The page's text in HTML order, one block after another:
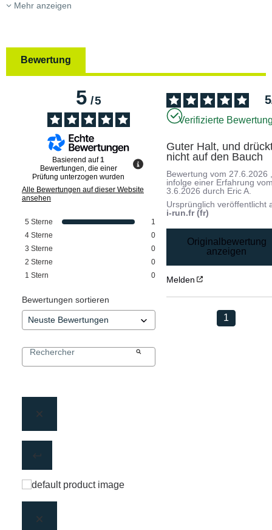
Mehr anzeigen
Bewertung
5/5
Basierend auf1
Bewertungen, die einer
Prüfung unterzogen wurden
Alle Bewertungen auf dieser Website
ansehen
5 Sterne
1
4 Sterne
0
3 Sterne
0
2 Sterne
0
1 Stern 0
Bewertungen sortieren
5
Verifizierte
Guter Halt, und
nicht auf den Bauch
Bewertung vom 27.6.2026
infolge einer Erfahrung
3.6.2026 durch Eric A.
Ursprünglich veröffentlicht
i-run.fr (fr)
Originalbewertung
anzeigen
Melden
1